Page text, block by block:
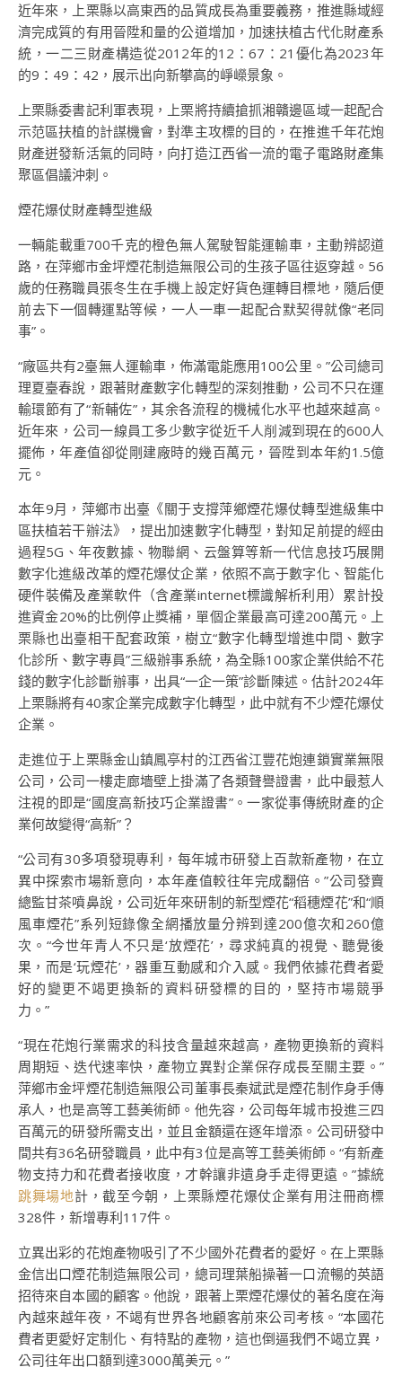
近年來，上栗縣以高東西的品質成長為重要義務，推進縣域經
濟完成質的有用晉陞和量的公道增加，加速扶植古代化財產系
統，一二三財產構造從2012年的12：67：21優化為2023年
的9：49：42，展示出向新攀高的崢嶸景象。
上栗縣委書記利軍表現，上栗將持續搶抓湘贛邊區域一起配合
示范區扶植的計謀機會，對準主攻標的目的，在推進千年花炮
財產迸發新活氣的同時，向打造江西省一流的電子電路財產集
聚區倡議沖刺。
煙花爆仗財產轉型進級
一輛能載重700千克的橙色無人駕駛智能運輸車，主動辨認道
路，在萍鄉市金坪煙花制造無限公司的生孩子區往返穿越。56
歲的任務職員張冬生在手機上設定好貨色運轉目標地，隨后便
前去下一個轉運點等候，一人一車一起配合默契得就像“老同
事”。
“廠區共有2臺無人運輸車，佈滿電能應用100公里。”公司總司
理夏臺春說，跟著財產數字化轉型的深刻推動，公司不只在運
輸環節有了“新輔佐”，其余各流程的機械化水平也越來越高。
近年來，公司一線員工多少數字從近千人削減到現在的600人
擺佈，年產值卻從剛建廠時的幾百萬元，晉陞到本年約1.5億
元。
本年9月，萍鄉市出臺《關于支撐萍鄉煙花爆仗轉型進級集中
區扶植若干辦法》，提出加速數字化轉型，對知足前提的經由
過程5G、年夜數據、物聯網、云盤算等新一代信息技巧展開
數字化進級改革的煙花爆仗企業，依照不高于數字化、智能化
硬件裝備及產業軟件（含產業internet標識解析利用）累計投
進資金20%的比例停止獎補，單個企業最高可達200萬元。上
栗縣也出臺相干配套政策，樹立“數字化轉型增進中間、數字
化診所、數字專員”三級辦事系統，為全縣100家企業供給不花
錢的數字化診斷辦事，出具“一企一策”診斷陳述。估計2024年
上栗縣將有40家企業完成數字化轉型，此中就有不少煙花爆仗
企業。
走進位于上栗縣金山鎮鳳亭村的江西省江豐花炮連鎖實業無限
公司，公司一樓走廊墻壁上掛滿了各類聲譽證書，此中最惹人
注視的即是“國度高新技巧企業證書”。一家從事傳統財產的企
業何故變得“高新”？
“公司有30多項發現專利，每年城市研發上百款新產物，在立
異中探索市場新意向，本年產值較往年完成翻倍。”公司發賣
總監甘茶噴鼻說，公司近年來研制的新型煙花“稻穗煙花”和“順
風車煙花”系列短錄像全網播放量分辨到達200億次和260億
次。“今世年青人不只是‘放煙花’，尋求純真的視覺、聽覺後
果，而是‘玩煙花’，器重互動感和介入感。我們依據花費者愛
好的變更不竭更換新的資料研發標的目的，堅持市場競爭
力。”
“現在花炮行業需求的科技含量越來越高，產物更換新的資料
周期短、迭代速率快，產物立異對企業保存成長至關主要。”
萍鄉市金坪煙花制造無限公司董事長秦斌武是煙花制作身手傳
承人，也是高等工藝美術師。他先容，公司每年城市投進三四
百萬元的研發所需支出，並且金額還在逐年增添。公司研發中
間共有36名研發職員，此中有3位是高等工藝美術師。“有新產
物支持力和花費者接收度，才幹讓非遺身手走得更遠。”據統
跳舞場地計，截至今朝，上栗縣煙花爆仗企業有用注冊商標
328件，新增專利117件。
立異出彩的花炮產物吸引了不少國外花費者的愛好。在上栗縣
金信出口煙花制造無限公司，總司理葉船操著一口流暢的英語
招待來自本國的顧客。他說，跟著上栗煙花爆仗的著名度在海
內越來越年夜，不竭有世界各地顧客前來公司考核。“本國花
費者更愛好定制化、有特點的產物，這也倒逼我們不竭立異，
公司往年出口額到達3000萬美元。”